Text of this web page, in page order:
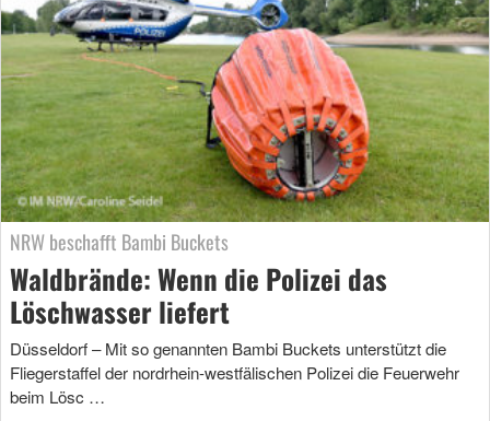
NRW beschafft Bambi Buckets
Waldbrände: Wenn die Polizei das
Löschwasser liefert
Düsseldorf – Mit so genannten Bambi Buckets unterstützt die
Fliegerstaffel der nordrhein-westfälischen Polizei die Feuerwehr
beim Lösc …